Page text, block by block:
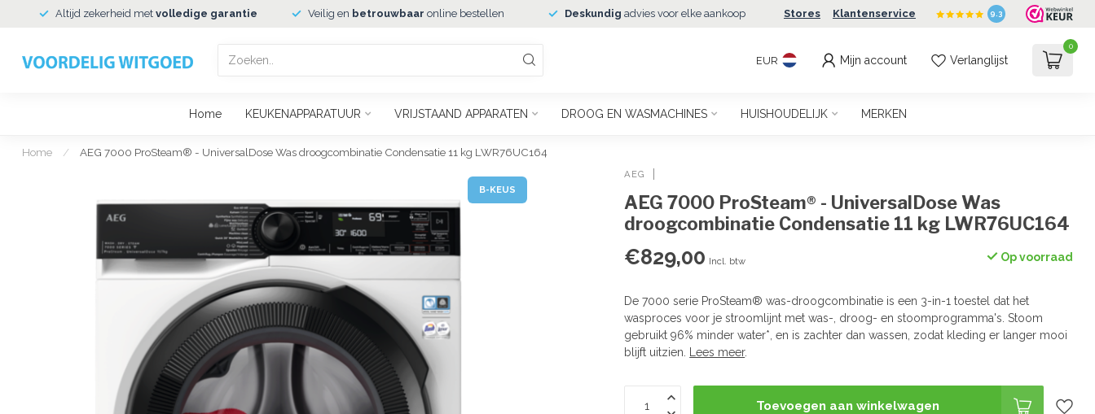
Altijd zekerheid met volledige garantie Veilig en betrouwbaar online bestellen Deskundig advies voor elke aankoop Stores Klantenservice 9.3
EUR Mijn account Verlanglijst
0
Home KEUKENAPPARATUUR VRIJSTAAND APPARATEN DROOG EN WASMACHINES HUISHOUDELIJK MERKEN
Home / AEG 7000 ProSteam® - UniversalDose Was droogcombinatie Condensatie 11 kg LWR76UC164
B-KEUS
AEG
AEG 7000 ProSteam® - UniversalDose Was
droogcombinatie Condensatie 11 kg LWR76UC164
€829,00 Incl. btw Op voorraad
De 7000 serie ProSteam® was-droogcombinatie is een 3-in-1 toestel dat het
wasproces voor je stroomlijnt met was-, droog- en stoomprogramma's. Stoom
gebruikt 96% minder water*, en is zachter dan wassen, zodat kleding er langer mooi
blijft uitzien.
Lees meer.
Toevoegen aan winkelwagen